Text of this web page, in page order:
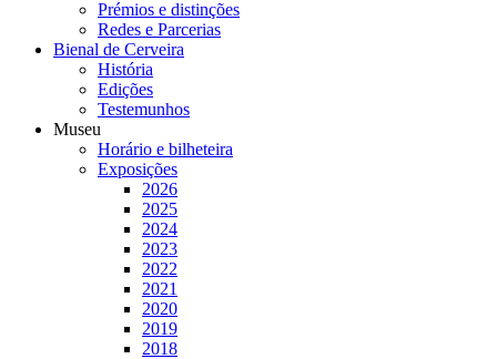
Prémios e distinções
Redes e Parcerias
Bienal de Cerveira
História
Edições
Testemunhos
Museu
Horário e bilheteira
Exposições
2026
2025
2024
2023
2022
2021
2020
2019
2018